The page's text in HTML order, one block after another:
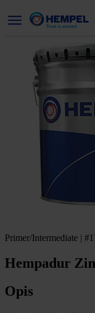
Primer/Intermediate |
Hempadur
Opis